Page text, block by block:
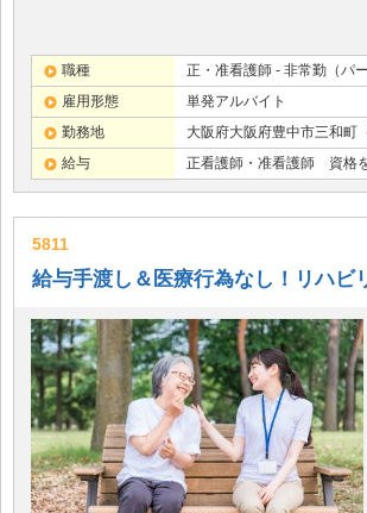
職種
正・准看護師 - 非常勤（パ
雇用形態
単発アルバイト
勤務地
大阪府大阪府豊中市三和町
給与
正看護師・准看護師 資格
5811
給与手渡し＆医療行為なし！リハビ